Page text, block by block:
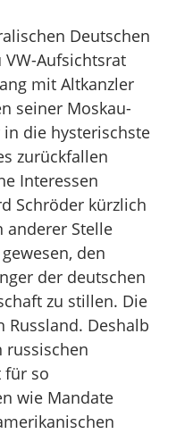
Deutschen
Aufsichtsrat
mit Altkanzler
seiner Moskau-
in die hysterischste
zurückfallen
Interessen
Schröder kürzlich
anderer Stelle
den
der deutschen
zu stillen. Die
Russland. Deshalb
russischen
für so
wie Mandate